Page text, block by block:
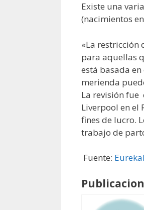
Existe una
(nacimientos
«La restricción
para aquellas
está basada
merienda
La revisión fue
Liverpool en el
fines de lucro.
trabajo de
Fuente: